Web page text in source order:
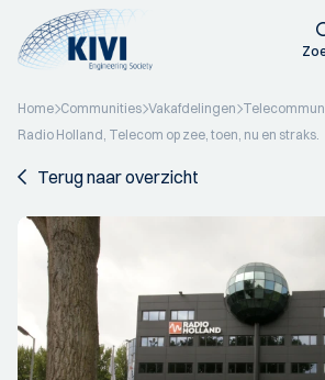
Home Communities Vakafdelingen
Radio Holland, Telecom op zee, toen, nu en straks.
Terug naar overzicht